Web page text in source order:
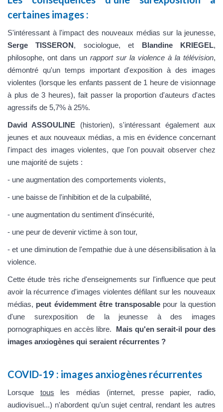
certaines images :
S'intéressant à l'impact des nouveaux médias sur la jeunesse,
Serge TISSERON, sociologue, et Blandine KRIEGEL,
philosophe, ont dans un rapport sur la violence à la télévision,
démontré qu'un temps important d'exposition à des images
violentes (lorsque les enfants passent de 1 heure de visionnage
à plus de 3 heures), fait passer la proportion d'auteurs d'actes
agressifs de 5,7% à 25%.
David ASSOULINE (historien), s'intéressant également aux
jeunes et aux nouveaux médias, a mis en évidence concernant
l'impact des images violentes, que l'on pouvait observer chez
une majorité de sujets :
- une augmentation des comportements violents,
- une baisse de l'inhibition et de la culpabilité,
- une augmentation du sentiment d'insécurité,
- une peur de devenir victime à son tour,
- et une diminution de l'empathie due à une désensibilisation à la
violence.
Cette étude très riche d'enseignements sur l'influence que peut
avoir la récurrence d'images violentes défilant sur les nouveaux
médias, peut évidemment être transposable pour la question
d'une surexposition de la jeunesse à des images
pornographiques en accès libre. Mais qu'en serait-il pour des
images anxiogènes qui seraient récurrentes ?
COVID-19 : images anxiogènes récurrentes
Lorsque tous les médias (internet, presse papier, radio,
audiovisuel...) n'abordent qu'un sujet central, rendant les autres